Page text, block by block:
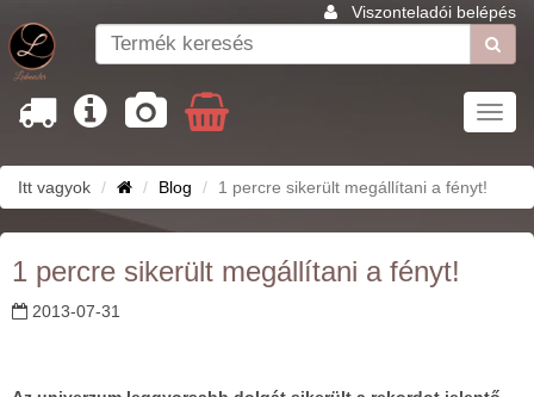
Viszonteladói belépés
Itt vagyok Blog 1 percre sikerült megállítani a fényt!
1 percre sikerült megállítani a fényt!
2013-07-31